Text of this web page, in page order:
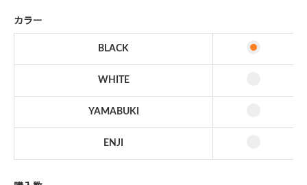
カラー
BLACK
WHITE
YAMABUKI
ENJI